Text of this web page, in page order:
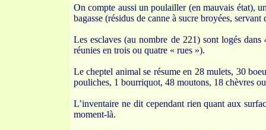
On compte aussi un poulailler (en mauvais état),
bagasse (résidus de canne à sucre broyées,
Les esclaves (au nombre de 221) sont logés
réunies en trois ou quatre « rues »).
Le cheptel animal se résume en 28 mulets, 30
pouliches, 1 bourriquot, 48 moutons, 18 chèvres
L’inventaire ne dit cependant rien quant aux
moment-là.